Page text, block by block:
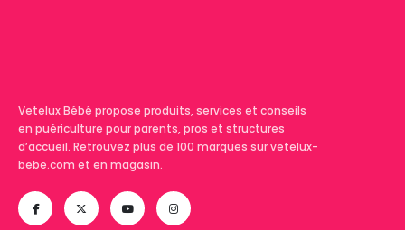
Vetelux Bébé propose produits, services et conseils
en puériculture pour parents, pros et structures
d’accueil. Retrouvez plus de 100 marques sur vetelux-
bebe.com et en magasin.